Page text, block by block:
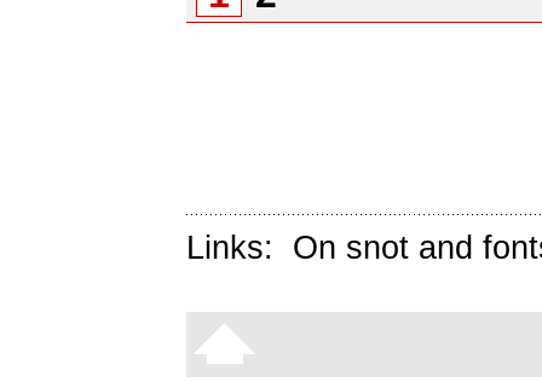
Links: On snot and